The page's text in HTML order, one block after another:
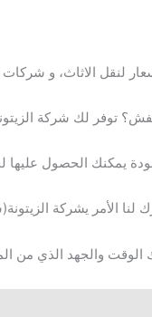
لنقل الاثاث، و
توفر لك شركة
يمكنك الحصول عليها
لنا الأمر يشركة
الوقت والجهد الذي من